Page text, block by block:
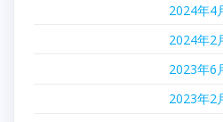
2024年4
2024年2
2023年6
2023年2